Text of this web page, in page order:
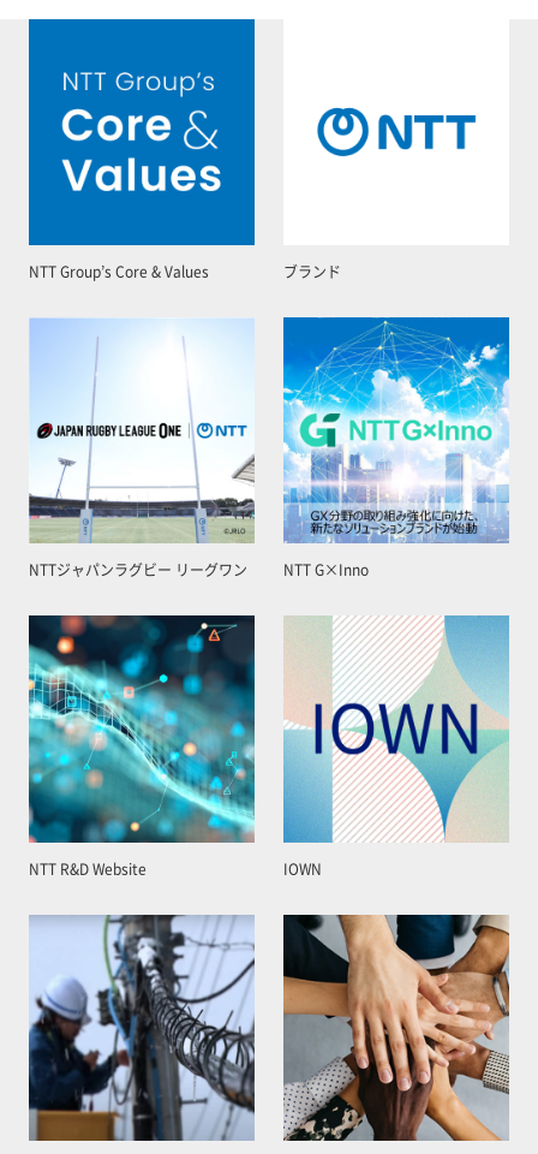
NTT Group’s Core & Values ブランド
NTTジャパンラグビー リーグワン NTT G×Inno
NTT R&D Website IOWN